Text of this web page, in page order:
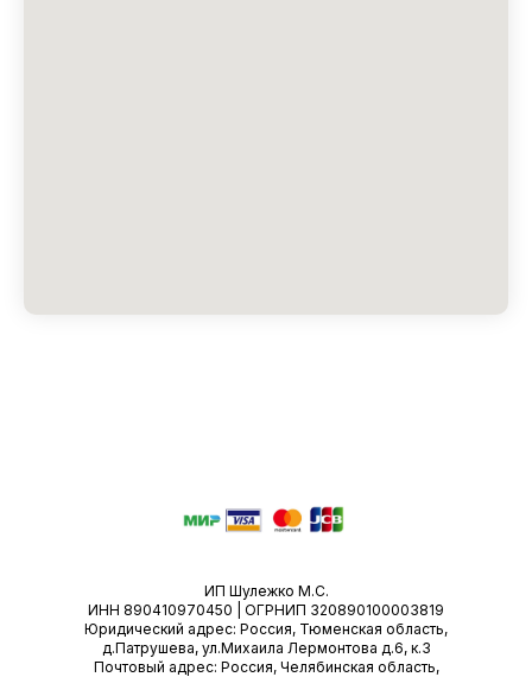
ИП Шулежко М.С.
ИНН 890410970450 | ОГРНИП 320890100003819
Юридический адрес: Россия, Тюменская область,
д.Патрушева, ул.Михаила Лермонтова д.6, к.3
Почтовый адрес: Россия, Челябинская область,